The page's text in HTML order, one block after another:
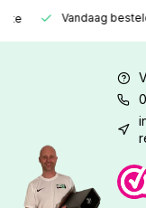
Vandaag besteld